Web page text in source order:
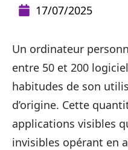
17/07/2025
Un ordinateur
entre 50 et 200
habitudes de son
d’origine. Cette
applications visibles
invisibles opérant en